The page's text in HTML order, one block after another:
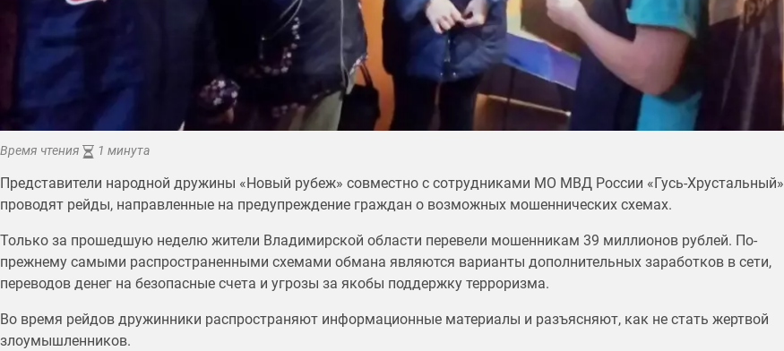
Время чтения 1 минута
Представители народной дружины «Новый рубеж» совместно с сотрудниками МО МВД России «Гусь-Хрустальный»
проводят рейды, направленные на предупреждение граждан о возможных мошеннических схемах.
Только за прошедшую неделю жители Владимирской области перевели мошенникам 39 миллионов рублей. По-
прежнему самыми распространенными схемами обмана являются варианты дополнительных заработков в сети,
переводов денег на безопасные счета и угрозы за якобы поддержку терроризма.
Во время рейдов дружинники распространяют информационные материалы и разъясняют, как не стать жертвой
злоумышленников.